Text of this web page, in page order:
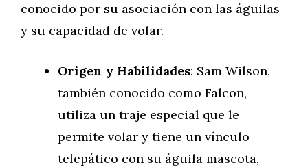
conocido por su asociación con las águilas
y su capacidad de volar.
Origen y Habilidades: Sam Wilson,
también conocido como Falcon,
utiliza un traje especial que le
permite volar y tiene un vínculo
telepático con su águila mascota,